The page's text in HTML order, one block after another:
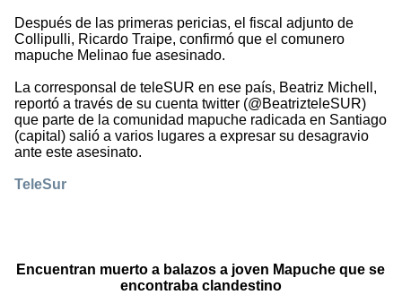
Después de las primeras pericias, el fiscal adjunto de
Collipulli, Ricardo Traipe, confirmó que el comunero
mapuche Melinao fue asesinado.
La corresponsal de teleSUR en ese país, Beatriz Michell,
reportó a través de su cuenta twitter (@BeatrizteleSUR)
que parte de la comunidad mapuche radicada en Santiago
(capital) salió a varios lugares a expresar su desagravio
ante este asesinato.
TeleSur
Encuentran muerto a balazos a joven Mapuche que se
encontraba clandestino